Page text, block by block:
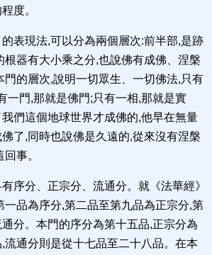
度。
表現法,可以分為兩個層次:前半部,是跡
根器有大小乘之分,也說佛有成佛、涅槃
門的層次,說明一切眾生、一切佛法,只有
一門,那就是佛門;只有一相,那就是實
們這個地球世界才成佛的,他早在無量
了,同時也說佛是久遠的,從來沒有涅槃
事。
序分、正宗分、流通分。就《法華經》
一品為序分,第二品至第九品為正宗分,第
分。本門的序分為第十五品,正宗分為
流通分則是從十七品至二十八品。在本